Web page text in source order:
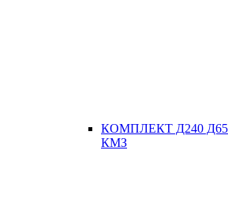
КОМПЛЕКТ Д240
КМЗ